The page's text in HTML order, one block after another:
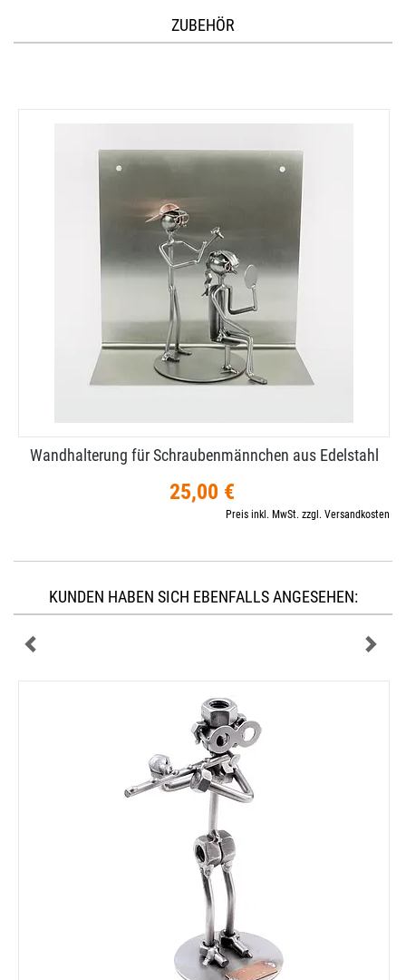
ZUBEHÖR
Wandhalterung für Schraubenmännchen aus Edelstahl
25,00 €
Preis inkl. MwSt. zzgl. Versandkosten
KUNDEN HABEN SICH EBENFALLS ANGESEHEN: